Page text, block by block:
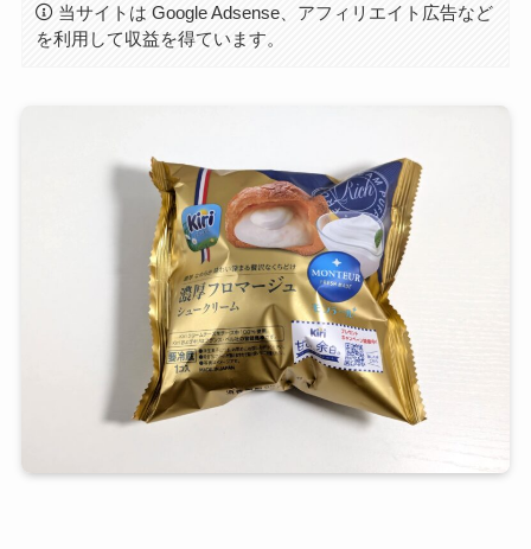
当サイトは Google Adsense、アフィリエイト広告など
を利用して収益を得ています。